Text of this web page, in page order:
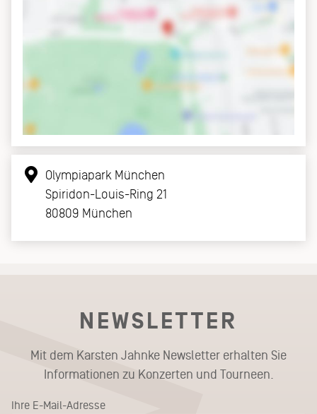
Olympiapark München
Spiridon-Louis-Ring 21
80809 München
NEWSLETTER
Mit dem Karsten Jahnke Newsletter erhalten Sie
Informationen zu Konzerten und Tourneen.
Ihre E-Mail-Adresse